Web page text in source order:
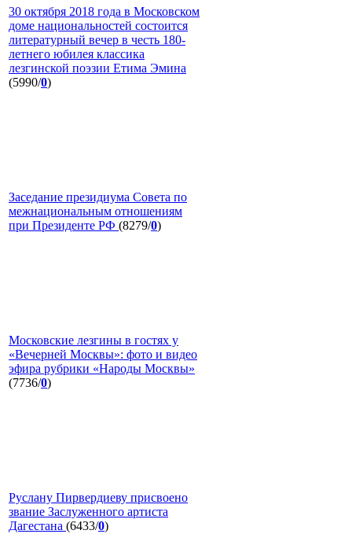
30 октября 2018 года в Московском
доме национальностей состоится
литературный вечер в честь 180-
летнего юбилея классика
лезгинской поэзии Етима Эмина
(5990/0)
Заседание президиума Совета по
межнациональным отношениям
при Президенте РФ (8279/0)
Московские лезгины в гостях у
«Вечерней Москвы»: фото и видео
эфира рубрики «Народы Москвы»
(7736/0)
Руслану Пирвердиеву присвоено
звание Заслуженного артиста
Дагестана (6433/0)